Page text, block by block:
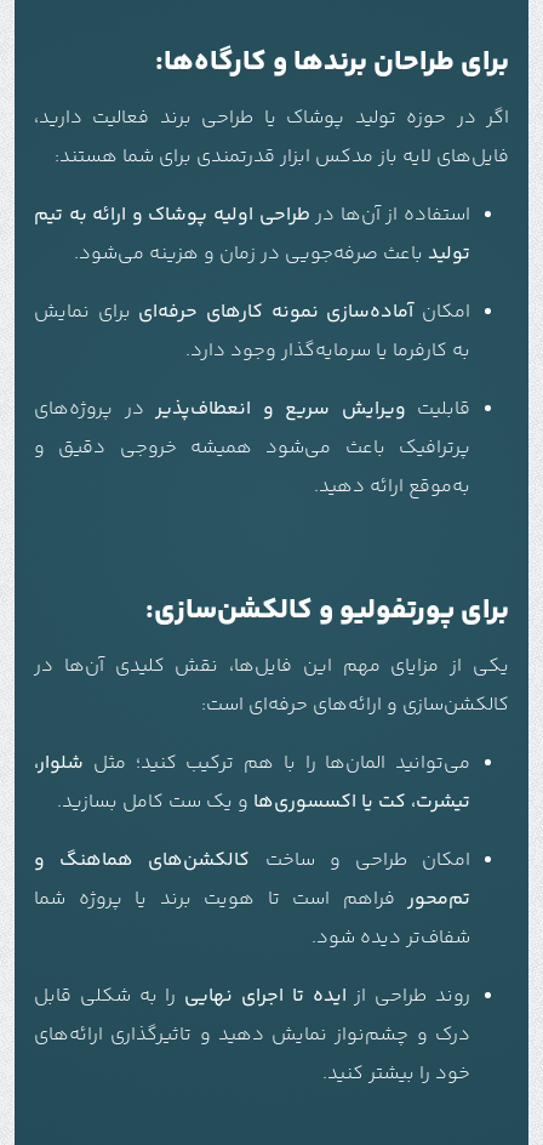
برای طراحان برندها و کارگاه‌ها:
اگر در حوزه تولید پوشاک یا طراحی برند فعالیت دارید،
فایل‌های لایه باز مدکس ابزار قدرتمندی برای شما هستند:
استفاده از آن‌ها در طراحی اولیه پوشاک و ارائه به تیم
تولید باعث صرفه‌جویی در زمان و هزینه می‌شود.
امکانآماده‌سازی نمونه کارهای حرفه‌ای برای نمایش
به کارفرما یا سرمایه‌گذار وجود دارد.
قابلیت ویرایش سریع و انعطاف‌پذیر در پروژه‌های
پرترافیک باعث می‌شود همیشه خروجی دقیق و
به‌موقع ارائه دهید.
برای پورتفولیو و کالکشن‌سازی:
یکی از مزایای مهم این فایل‌ها، نقش کلیدی آن‌ها در
کالکشن‌سازی و ارائه‌های حرفه‌ای است:
می‌توانید المان‌ها را با هم ترکیب کنید؛ مثل شلوار،
تیشرت، کت یا اکسسوری‌ها و یک ست کامل بسازید.
امکان طراحی و ساخت کالکشن‌های هماهنگ و
تم‌محور فراهم است تا هویت برند یا پروژه شما
شفاف‌تر دیده شود.
روند طراحی از ایده تا اجرای نهایی را به شکلی قابل
درک و چشم‌نواز نمایش دهید و تاثیرگذاری ارائه‌های
خود را بیشتر کنید.